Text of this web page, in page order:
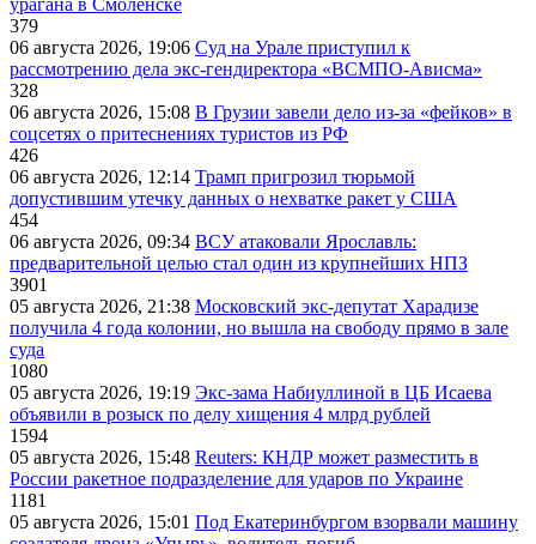
урагана в Смоленске
379
06 августа 2026, 19:06 Суд на Урале приступил к
рассмотрению дела экс-гендиректора «ВСМПО-Ависма»
328
06 августа 2026, 15:08 В Грузии завели дело из-за «фейков» в
соцсетях о притеснениях туристов из РФ
426
06 августа 2026, 12:14 Трамп пригрозил тюрьмой
допустившим утечку данных о нехватке ракет у США
454
06 августа 2026, 09:34 ВСУ атаковали Ярославль:
предварительной целью стал один из крупнейших НПЗ
3901
05 августа 2026, 21:38 Московский экс-депутат Харадизе
получила 4 года колонии, но вышла на свободу прямо в зале
суда
1080
05 августа 2026, 19:19 Экс-зама Набиуллиной в ЦБ Исаева
объявили в розыск по делу хищения 4 млрд рублей
1594
05 августа 2026, 15:48 Reuters: КНДР может разместить в
России ракетное подразделение для ударов по Украине
1181
05 августа 2026, 15:01 Под Екатеринбургом взорвали машину